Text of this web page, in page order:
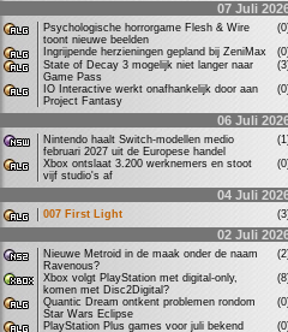
07 Juli
Psychologische horrorgame Flesh & Wire
toont nieuwe beelden
Ingrijpende herzieningen gepland bij ZeniMax
State of Decay 3 mogelijk niet langer naar
Game Pass
IO Interactive werkt onafhankelijk door aan
Project Fantasy
06 Juli
Nintendo haalt Switch-modellen medio
februari 2027 uit de Europese handel
Xbox ontslaat 3.200 werknemers en stoot
vijf studio's af
04 Juli
007 First Light
02 Juli
Nieuwe Metroid in de maak onder de naam
Ravenous?
Xbox volgt PlayStation met digital-only,
komen met Disc2Digital?
Quantic Dream ontkent problemen rondom
Star Wars Eclipse
PlayStation Plus games voor juli bekend